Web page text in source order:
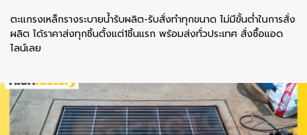
ตะแกรงเหล็กรางระบายน้ำรับผลิต-รับสั่งทำทุกขนาด ไม่มีขั้นต่ำในการสั่ง
ผลิต ได้ราคาส่งทุกชิ้นตั้งแต่1ชิ้นแรก พร้อมส่งทั่วประเทศ สั่งซื้อแอด
ไลน์เลย